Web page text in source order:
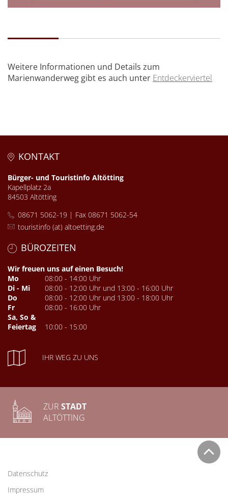
Weitere Informationen und Details zum
Marienwanderweg gibt es auch unter Entdeckerviertel
KONTAKT
Bürger- und Touristinfo Altötting
Kapellplatz 2a
84503 Altötting
08671 5062-19 | Fax 08671 5062-54
touristinfo (at) altoetting.de
BÜROZEITEN
Wir freuen uns auf einen Besuch!
Mo
08:00 - 14:00 Uhr
Di - Mi
08:00 - 12:00 Uhr und 13:00 - 16:00 Uhr
Do
08:00 - 12:00 Uhr und 13:00 - 18:00 Uhr
Fr
08:00 - 16:00 Uhr
Sa, So &
Feiertag
10:00 - 15:00
IHR WEG ZU UNS
ZUR STADT
ALTÖTTING
Datenschutz
Impressum